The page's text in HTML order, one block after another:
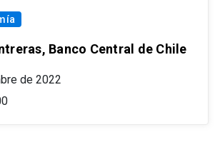
Banco Central de Chile
de 2022